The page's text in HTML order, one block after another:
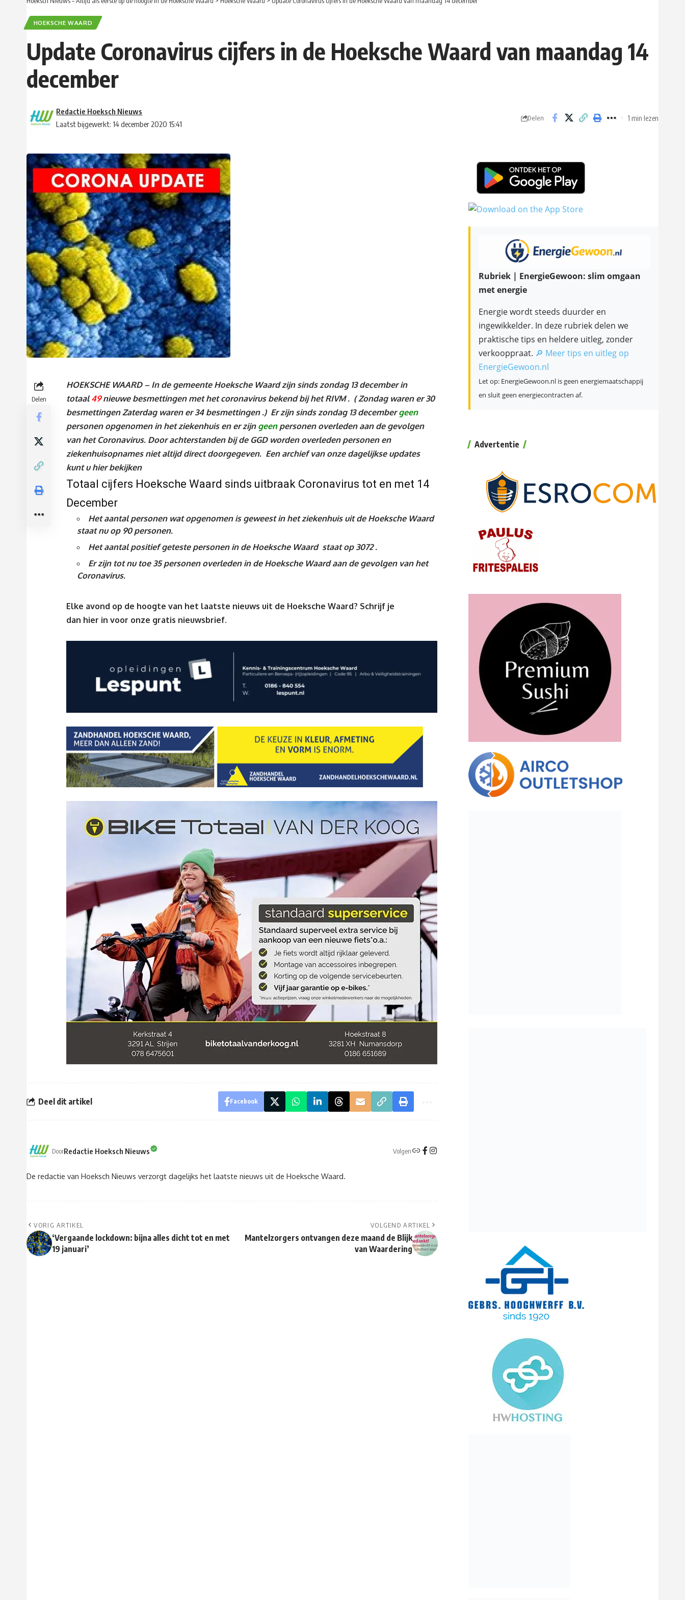
HOEKSCHE WAARD
Update Coronavirus cijfers in de Hoeksche Waard van maandag 14
december
Laatst bijgewerkt: 14 december 2020 15:41
Redactie Hoeksch Nieuws
Delen 1 min lezen
Delen
HOEKSCHE WAARD – In de gemeente Hoeksche Waard zijn sinds zondag 13 december in
totaal49nieuwe besmettingen met het coronavirus bekend bij het RIVM . ( Zondag waren er 30
besmettingen Zaterdag waren er 34 besmettingen .) Er zijn sinds zondag 13 decembergeen
personen opgenomen in het ziekenhuis en er zijn geenpersonenoverleden aan de gevolgen
van het Coronavirus. Door achterstanden bij de GGD worden overleden personen en
ziekenhuisopnames niet altijd direct doorgegeven. Een archief van onze dagelijkse updates
kunt uhierbekijken
Totaal cijfers Hoeksche Waard sinds uitbraak Coronavirus tot en met 14
December
Het aantal personen wat opgenomen is geweest in het ziekenhuis uit de Hoeksche Waard
staat nu op 90 personen.
Het aantal positief geteste personen in de Hoeksche Waard staat op 3072 .
Er zijn tot nu toe 35 personen overleden in de Hoeksche Waard aan de gevolgen van het
Coronavirus.
Elke avond op de hoogte van het laatste nieuws uit de Hoeksche Waard? Schrijf je
dan hier in voor onze gratis nieuwsbrief.
Deel dit artikel Facebook
DoorRedactie Hoeksch Nieuws Volgen
De redactie van Hoeksch Nieuws verzorgt dagelijks het laatste nieuws uit de Hoeksche Waard.
VORIG ARTIKEL
‘Vergaande lockdown: bijna alles dicht tot en met
19 januari’
VOLGEND ARTIKEL
Mantelzorgers ontvangen deze maand de Blijk
van Waardering
Rubriek | EnergieGewoon: slim omgaan
met energie
Energie wordt steeds duurder en
ingewikkelder. In deze rubriek delen we
praktische tips en heldere uitleg, zonder
verkooppraat. 🔎 Meer tips en uitleg op
EnergieGewoon.nl
Let op: EnergieGewoon.nl is geen energiemaatschappij
en sluit geen energiecontracten af.
Advertentie